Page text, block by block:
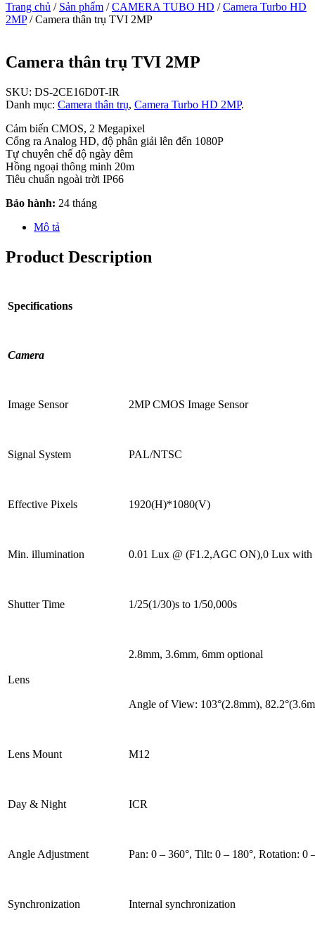
Trang chủ / Sản phẩm /CAMERA TUBO HD /Camera Turbo HD
2MP/ Camera thân trụ TVI 2MP
Camera thân trụ TVI 2MP
SKU: DS-2CE16D0T-IR
Danh mục: Camera thân trụ, Camera Turbo HD 2MP.
Cảm biến CMOS, 2 Megapixel
Cổng ra Analog HD, độ phân giải lên đến 1080P
Tự chuyên chế độ ngày đêm
Hồng ngoại thông minh 20m
Tiêu chuẩn ngoài trời IP66
Bảo hành: 24 tháng
Mô tả
Product Description
Specifications
Camera
Image Sensor 2MP CMOS Image Sensor
Signal System PAL/NTSC
Effective Pixels 1920(H)*1080(V)
Min. illumination 0.01 Lux @ (F1.2,AGC ON),0 Lux with
Shutter Time 1/25(1/30)s to 1/50,000s
Lens
2.8mm, 3.6mm, 6mm optional
Angle of View: 103°(2.8mm),
Lens Mount M12
Day & Night ICR
Angle Adjustment Pan: 0 – 360°, Tilt: 0 – 180°, Rotation: 0
Synchronization Internal synchronization